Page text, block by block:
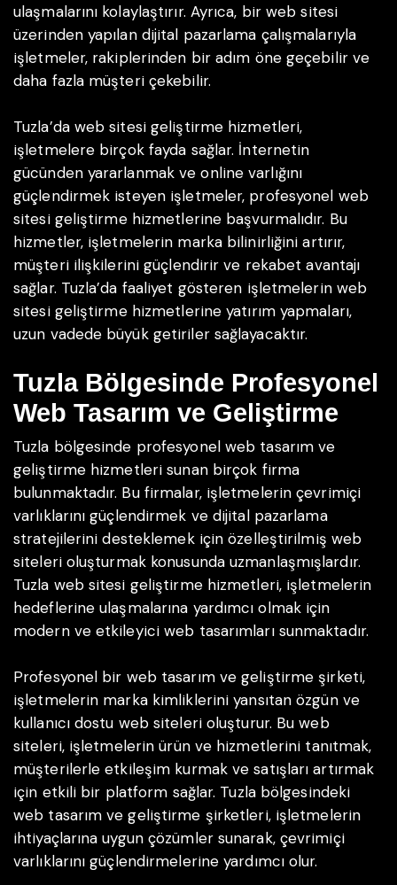
ulaşmalarını kolaylaştırır. Ayrıca, bir web sitesi
üzerinden yapılan dijital pazarlama çalışmalarıyla
işletmeler, rakiplerinden bir adım öne geçebilir ve
daha fazla müşteri çekebilir.
Tuzla’da web sitesi geliştirme hizmetleri,
işletmelere birçok fayda sağlar. İnternetin
gücünden yararlanmak ve online varlığını
güçlendirmek isteyen işletmeler, profesyonel web
sitesi geliştirme hizmetlerine başvurmalıdır. Bu
hizmetler, işletmelerin marka bilinirliğini artırır,
müşteri ilişkilerini güçlendirir ve rekabet avantajı
sağlar. Tuzla’da faaliyet gösteren işletmelerin web
sitesi geliştirme hizmetlerine yatırım yapmaları,
uzun vadede büyük getiriler sağlayacaktır.
Tuzla Bölgesinde Profesyonel
Web Tasarım ve Geliştirme
Tuzla bölgesinde profesyonel web tasarım ve
geliştirme hizmetleri sunan birçok firma
bulunmaktadır. Bu firmalar, işletmelerin çevrimiçi
varlıklarını güçlendirmek ve dijital pazarlama
stratejilerini desteklemek için özelleştirilmiş web
siteleri oluşturmak konusunda uzmanlaşmışlardır.
Tuzla web sitesi geliştirme hizmetleri, işletmelerin
hedeflerine ulaşmalarına yardımcı olmak için
modern ve etkileyici web tasarımları sunmaktadır.
Profesyonel bir web tasarım ve geliştirme şirketi,
işletmelerin marka kimliklerini yansıtan özgün ve
kullanıcı dostu web siteleri oluşturur. Bu web
siteleri, işletmelerin ürün ve hizmetlerini tanıtmak,
müşterilerle etkileşim kurmak ve satışları artırmak
için etkili bir platform sağlar. Tuzla bölgesindeki
web tasarım ve geliştirme şirketleri, işletmelerin
ihtiyaçlarına uygun çözümler sunarak, çevrimiçi
varlıklarını güçlendirmelerine yardımcı olur.